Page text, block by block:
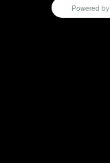
Powered by